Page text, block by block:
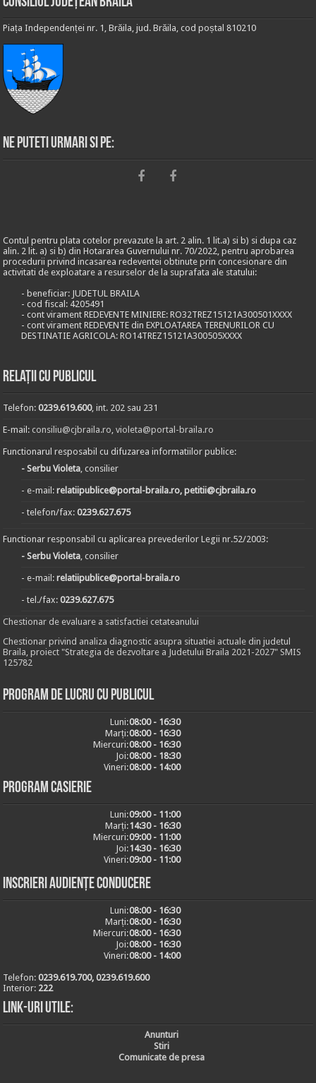
Piața Independenței nr. 1, Brăila, jud. Brăila, cod poștal 810210
Ne puteti urmari si pe:
Contul pentru plata cotelor prevazute la art. 2 alin. 1 lit.a) si b) si dupa caz
alin. 2 lit. a) si b) din Hotararea Guvernului nr. 70/2022, pentru aprobarea
procedurii privind incasarea redeventei obtinute prin concesionare din
activitati de exploatare a resurselor de la suprafata ale statului:
- beneficiar: JUDETUL BRAILA
- cod fiscal: 4205491
- cont virament REDEVENTE MINIERE: RO32TREZ15121A300501XXXX
- cont virament REDEVENTE din EXPLOATAREA TERENURILOR CU
DESTINATIE AGRICOLA: RO14TREZ15121A300505XXXX
Relații cu publicul
Telefon:0239.619.600, int. 202 sau 231
E-mail:consiliu@cjbraila.ro,violeta@portal-braila.ro
Functionarul resposabil cu difuzarea informatiilor publice:
- Serbu Violeta, consilier
- e-mail:relatiipublice@portal-braila.ro, petitii@cjbraila.ro
- telefon/fax:0239.627.675
Functionar responsabil cu aplicarea prevederilor Legii nr.52/2003:
- Serbu Violeta, consilier
- e-mail:relatiipublice@portal-braila.ro
- tel./fax:0239.627.675
Chestionar de evaluare a satisfactiei cetateanului
Chestionar privind analiza diagnostic asupra situatiei actuale din judetul
Braila, proiect "Strategia de dezvoltare a Judetului Braila 2021-2027" SMIS
125782
Program de lucru cu publicul
Luni:08:00 - 16:30
Marți:08:00 - 16:30
Miercuri:08:00 - 16:30
Joi:08:00 - 18:30
Vineri:08:00 - 14:00
Program casierie
Luni:09:00 - 11:00
Marți:14:30 - 16:30
Miercuri:09:00 - 11:00
Joi:14:30 - 16:30
Vineri:09:00 - 11:00
Inscrieri audiențe conducere
Luni:08:00 - 16:30
Marți:08:00 - 16:30
Miercuri:08:00 - 16:30
Joi:08:00 - 16:30
Vineri:08:00 - 14:00
Telefon:0239.619.700, 0239.619.600
Interior: 222
Link-uri utile:
Anunturi
Stiri
Comunicate de presa